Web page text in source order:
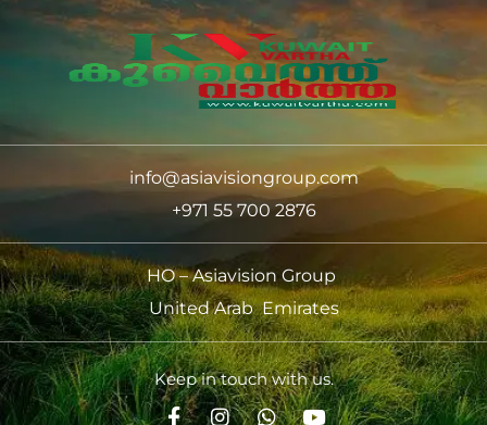
info@asiavisiongroup.com
+971 55 700 2876
HO – Asiavision Group
United Arab Emirates
Keep in touch with us.